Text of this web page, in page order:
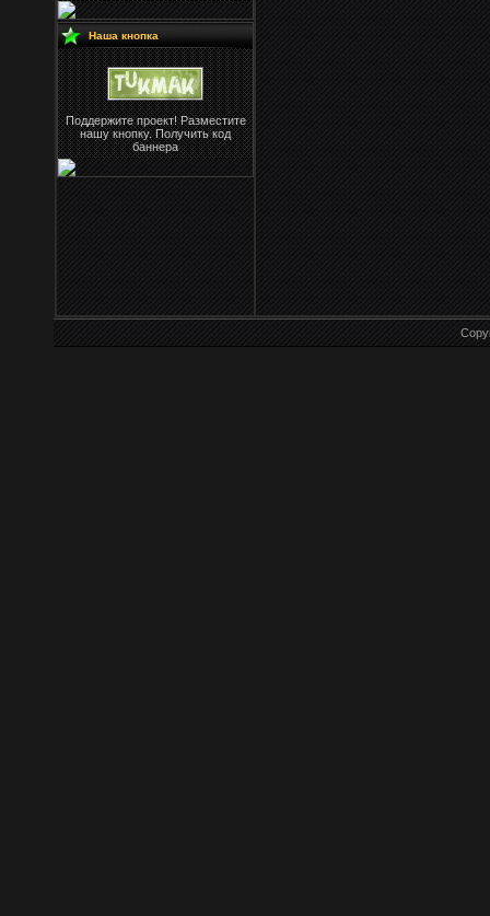
Наша кнопка
Поддержите проект! Разместите
нашу кнопку. Получить код
баннера